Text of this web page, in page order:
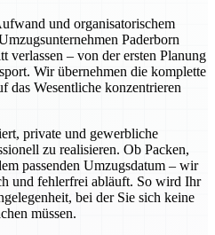
und organisatorischem
Paderborn
verlassen – von der ersten Planung
Wir übernehmen die komplette
das Wesentliche konzentrieren
private und gewerbliche
zu realisieren. Ob Packen,
passenden Umzugsdatum – wir
und fehlerfrei abläuft. So wird Ihr
bei der Sie sich keine
müssen.